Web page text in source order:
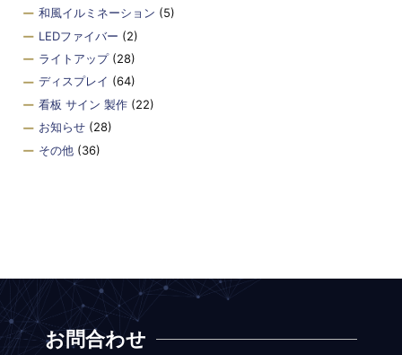
和風イルミネーション (5)
LEDファイバー (2)
ライトアップ(28)
ディスプレイ (64)
看板 サイン 製作 (22)
お知らせ (28)
その他 (36)
お問合わせ